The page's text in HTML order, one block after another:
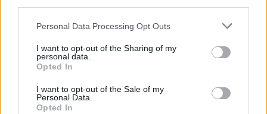
Personal Data Processing Opt Outs
I want to opt-out of the Sharing of my
personal data.
Opted In
I want to opt-out of the Sale of my
Personal Data.
Opted In
Tipo dePrecio
Gasto
Gasto
Gasto
Gasolina 95
0,00€ 0l.- 0,00€
0,00€ 0l.- 0,00€